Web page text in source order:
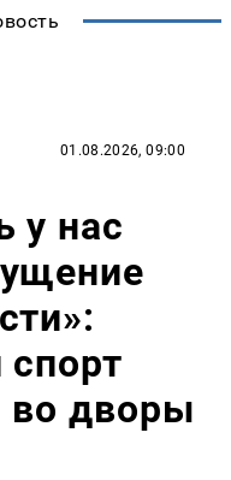
01.08.2026, 09:00
у нас
во дворы